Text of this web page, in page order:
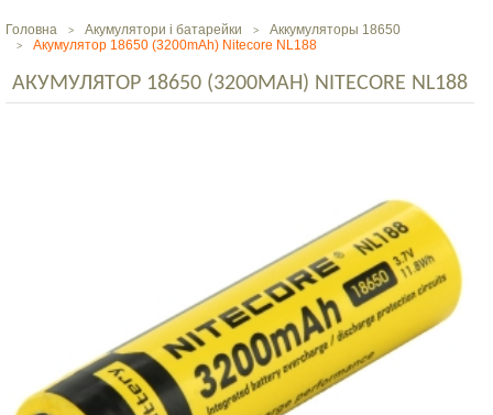
Головна > Акумулятори і батарейки > Аккумуляторы 18650
> Акумулятор 18650 (3200mAh) Nitecore NL188
АКУМУЛЯТОР 18650 (3200MAH) NITECORE NL188